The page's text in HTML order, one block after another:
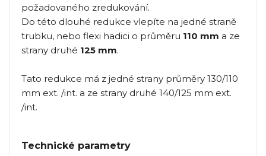
požadovaného zredukování.
Do této dlouhé redukce vlepíte na jedné straně
trubku, nebo flexi hadici o průměru 110 mm a ze
strany druhé 125 mm.
Tato redukce má z jedné strany průměry 130/110
mm ext. /int. a ze strany druhé 140/125 mm ext.
/int.
Technické parametry